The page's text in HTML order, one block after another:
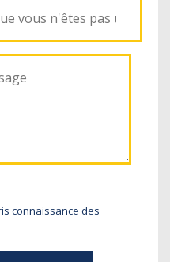
connaissance des